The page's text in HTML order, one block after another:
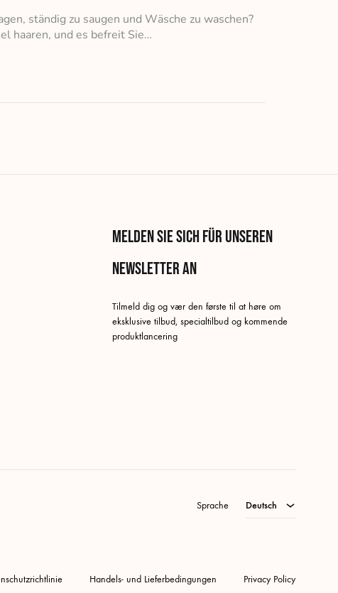
ständig zu saugen und Wäsche zu waschen?
haaren, und es befreit Sie…
Melden Sie sich für unseren
Newsletter an
Tilmeld dig og vær den første til at høre om
eksklusive tilbud, specialtilbud og kommende
produktlancering
Sprache Deutsch
Handels- und Lieferbedingungen Privacy Policy